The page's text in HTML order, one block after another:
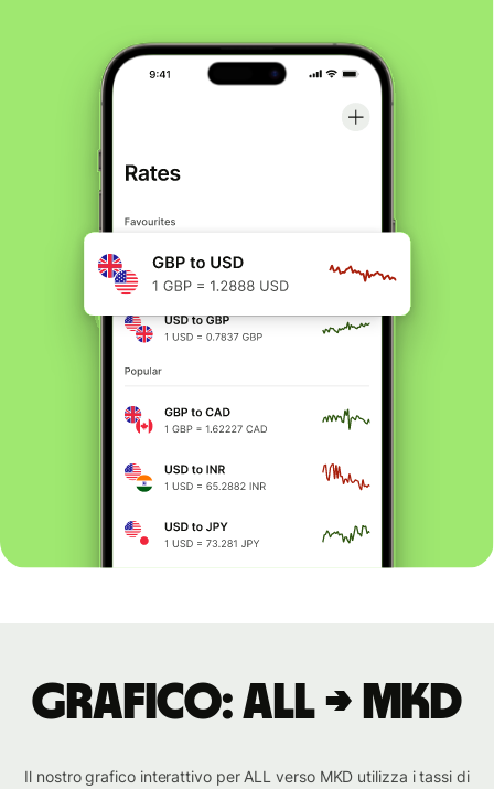
Grafico: ALL → MKD
Il nostro grafico interattivo per ALL verso MKD utilizza i tassi di